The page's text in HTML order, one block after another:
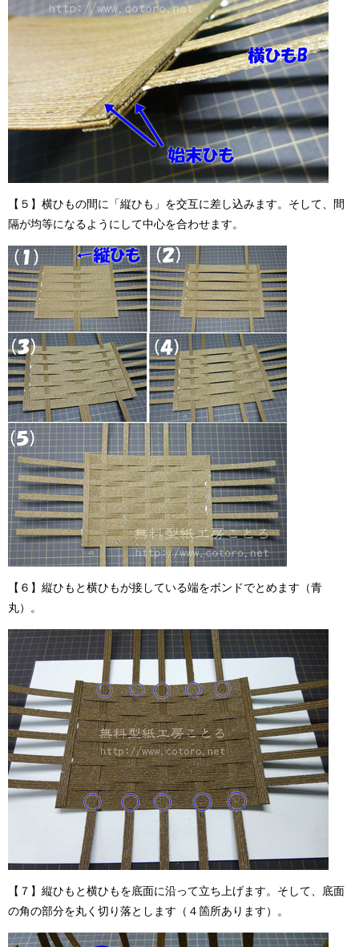
【５】横ひもの間に「縦ひも」を交互に差し込みます。そして、間
隔が均等になるようにして中心を合わせます。
【６】縦ひもと横ひもが接している端をボンドでとめます（青
丸）。
【７】縦ひもと横ひもを底面に沿って立ち上げます。そして、底面
の角の部分を丸く切り落とします（４箇所あります）。